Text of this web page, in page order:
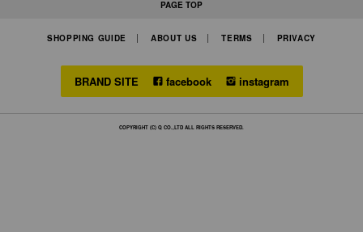
PAGE TOP
SHOPPING GUIDE ABOUT US TERMS PRIVACY
BRAND SITE facebook instagram
COPYRIGHT (C) Q CO.,LTD ALL RIGHTS RESERVED.